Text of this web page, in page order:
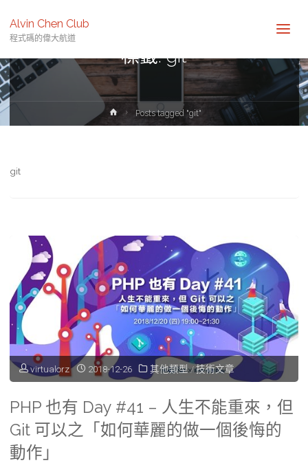
Alvin Chen Club
程式碼的偉大航道
標籤:git
HomePosts tagged "git"
git
virtualorz 2018-12-26 其他類型 /技術文章
PHP 也有 Day #41 – 人生不能重來，但
Git 可以之「如何華麗的做一個後悔的
動作」